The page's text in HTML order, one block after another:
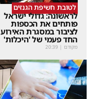
לטובת חשיפת הגנזים
לראשונה: גדולי ישראל
פותחים את הכספות
לציבור במסגרת האירוע
החד פעמי של 'היכלות'
מקודם |
20:39